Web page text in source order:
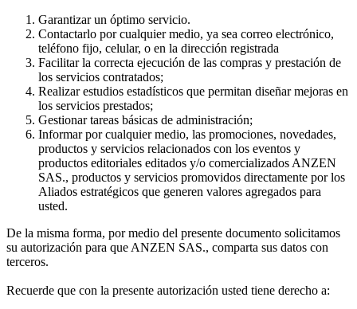
Garantizar un óptimo servicio.
Contactarlo por cualquier medio, ya sea correo electrónico,
teléfono fijo, celular, o en la dirección registrada
Facilitar la correcta ejecución de las compras y prestación de
los servicios contratados;
Realizar estudios estadísticos que permitan diseñar mejoras en
los servicios prestados;
Gestionar tareas básicas de administración;
Informar por cualquier medio, las promociones, novedades,
productos y servicios relacionados con los eventos y
productos editoriales editados y/o comercializados ANZEN
SAS., productos y servicios promovidos directamente por los
Aliados estratégicos que generen valores agregados para
usted.
De la misma forma, por medio del presente documento solicitamos
su autorización para que ANZEN SAS., comparta sus datos con
terceros.
Recuerde que con la presente autorización usted tiene derecho a: